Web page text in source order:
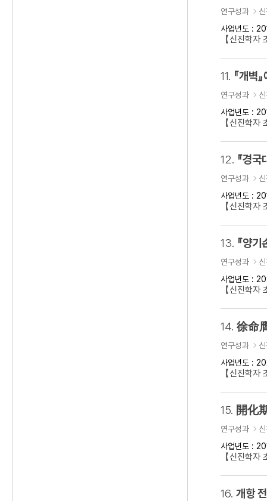
연구성과
사업년도 :
【신진학
11. 『개벽
연구성과
사업년도 :
【신진학
12. 『경국
연구성과
사업년도 :
【신진학
13. 『양
연구성과
사업년도 :
【신진학
14.
연구성과
사업년도 :
【신진학
15. 開化
연구성과
사업년도 :
【신진학
16. 개항